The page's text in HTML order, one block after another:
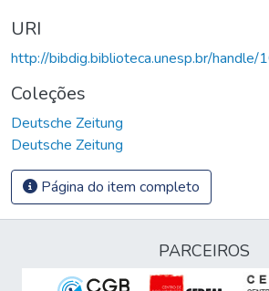
URI
http://bibdig.biblioteca.unesp.br/
Coleções
Deutsche Zeitung
Deutsche Zeitung
Página do item completo
PARCEIROS